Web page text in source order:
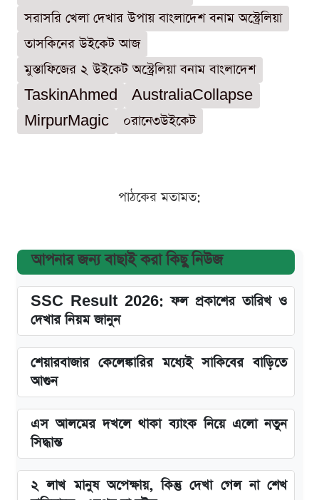
সরাসরি খেলা দেখার উপায় বাংলাদেশ বনাম অস্ট্রেলিয়া
তাসকিনের উইকেট আজ
মুস্তাফিজের ২ উইকেট অস্ট্রেলিয়া বনাম বাংলাদেশ
TaskinAhmed
AustraliaCollapse
MirpurMagic
০রানে৩উইকেট
পাঠকের মতামত:
আপনার জন্য বাছাই করা কিছু নিউজ
SSC Result 2026: ফল প্রকাশের তারিখ ও
দেখার নিয়ম জানুন
শেয়ারবাজার কেলেঙ্কারির মধ্যেই সাকিবের বাড়িতে
আগুন
এস আলমের দখলে থাকা ব্যাংক নিয়ে এলো নতুন
সিদ্ধান্ত
২ লাখ মানুষ অপেক্ষায়, কিন্তু দেখা গেল না শেখ